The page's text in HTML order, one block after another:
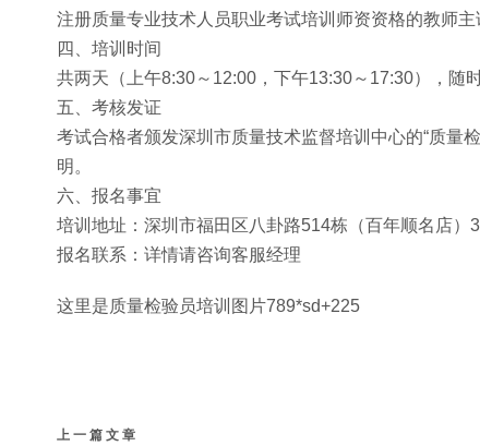
注册质量专业技术人员职业考试培训师资资格的教师主
四、培训时间
共两天（上午8:30～12:00，下午13:30～17:30），随
五、考核发证
考试合格者颁发深圳市质量技术监督培训中心的“质量
明。
六、报名事宜
培训地址：深圳市福田区八卦路514栋（百年顺名店）
报名联系：详情请咨询客服经理
这里是质量检验员培训图片789*sd+225
上一篇文章